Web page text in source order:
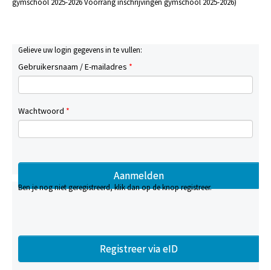
gymschool 2025-2026 Voorrang inschrijvingen gymschool 2025-2026)
Gelieve uw login gegevens in te vullen:
Gebruikersnaam / E-mailadres *
Wachtwoord *
Ben je nog niet geregistreerd, klik dan op de knop registreer.
Registreer via eID